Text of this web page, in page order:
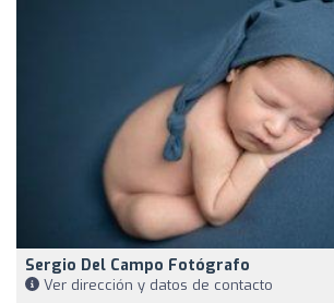
Sergio Del Campo Fotógrafo
Ver dirección y datos de contacto